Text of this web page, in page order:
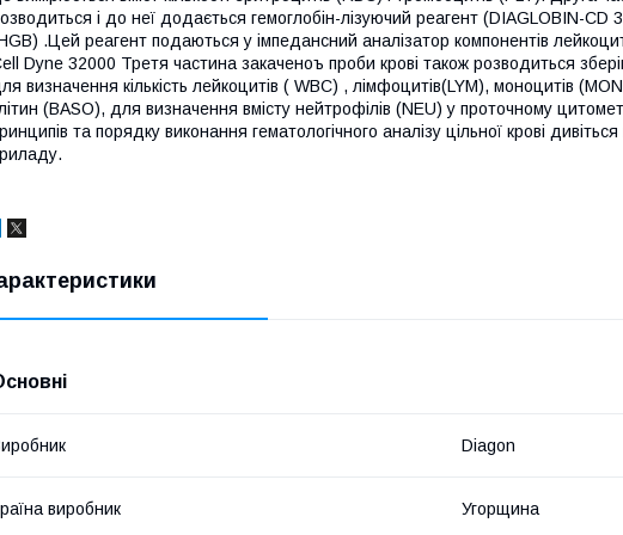
і до неї додається гемоглобін-лізуючий реагент (DIAGLOBIN-CD
.Цей реагент подаються у імпедансний аналізатор компонентів
Dyne 32000 Третя частина закаченоъ проби крові також розводиться
визначення кількість лейкоцитів ( WBC) , лімфоцитів(LYM), моноцитів
(BASO), для визначення вмісту нейтрофілів (NEU) у проточному
та порядку виконання гематологічного аналізу цільної крові дивіться
Diagon
виробник Угорщина